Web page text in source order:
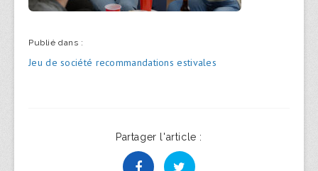
Publié dans :
Navigation
Jeu de société recommandations estivales
Partager l'article :